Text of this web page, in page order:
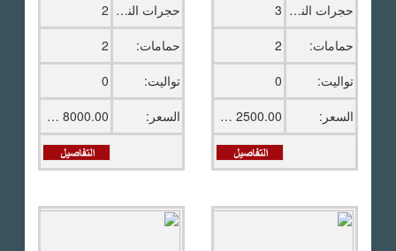
حجرات النوم: 3
حمامات:
2
تواليت:
0
السعر:
2500.00 دولار امريكى
حجرات النوم: 2
حمامات:
2
تواليت:
0
السعر:
8000.00 ج.م